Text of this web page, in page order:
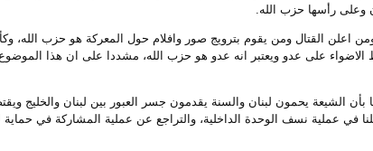
وعلى رأسها حزب الله.
القتال ومن يقوم بترويج صور وافلام حول المعركة هو حزب الله،
على عدو ويعتبر انه عدو هو حزب الله، مشددا على ان هذا
بأن الشيعة يحمون لبنان والسنة يقدمون جسر العبور بين لبنان والخليج
في عملية نسف الوحدة الداخلية، والتراجع عن عملية المشاركة في حماية